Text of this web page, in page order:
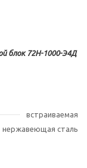
блок 72Н-1000-Э4Д
встраиваемая
нержавеющая сталь